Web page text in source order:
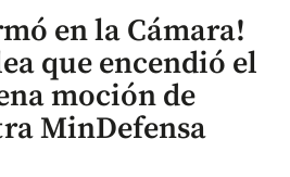
en la Cámara!
que encendió el
moción de
MinDefensa